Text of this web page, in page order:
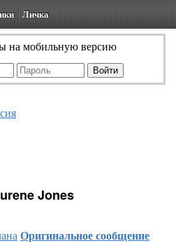
Личка
на мобильную версию
Jones
Оригинальное сообщение